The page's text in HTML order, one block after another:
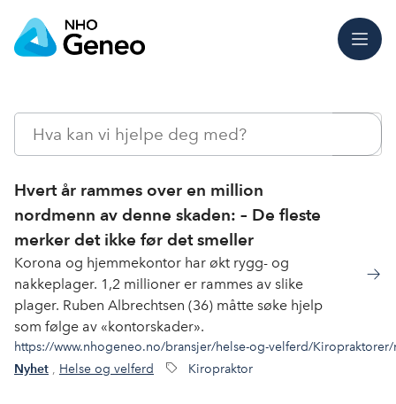
Meny
Søk
Hvert år rammes over en million
nordmenn av denne skaden: – De fleste
merker det ikke før det smeller
Korona og hjemmekontor har økt rygg- og
nakkeplager. 1,2 millioner er rammes av slike
plager. Ruben Albrechtsen (36) måtte søke hjelp
som følge av «kontorskader».
https://www.nhogeneo.no/bransjer/helse-og-velferd/
Nyhet , Helse og velferd Kiropraktor